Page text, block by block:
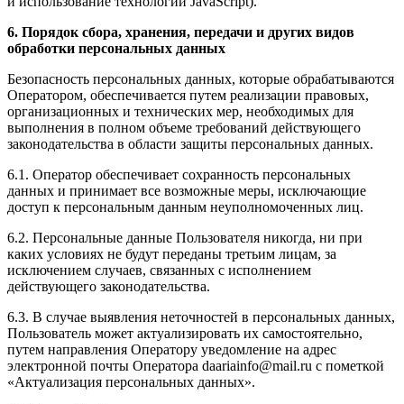
6. Порядок сбора, хранения, передачи и других видов
обработки персональных данных
Безопасность персональных данных, которые обрабатываются
Оператором, обеспечивается путем реализации правовых,
организационных и технических мер, необходимых для
выполнения в полном объеме требований действующего
законодательства в области защиты персональных данных.
6.1. Оператор обеспечивает сохранность персональных
данных и принимает все возможные меры, исключающие
доступ к персональным данным неуполномоченных лиц.
6.2. Персональные данные Пользователя никогда, ни при
каких условиях не будут переданы третьим лицам, за
исключением случаев, связанных с исполнением
действующего законодательства.
6.3. В случае выявления неточностей в персональных данных,
Пользователь может актуализировать их самостоятельно,
путем направления Оператору уведомление на адрес
электронной почты Оператора daariainfo@mail.ru с пометкой
«Актуализация персональных данных».